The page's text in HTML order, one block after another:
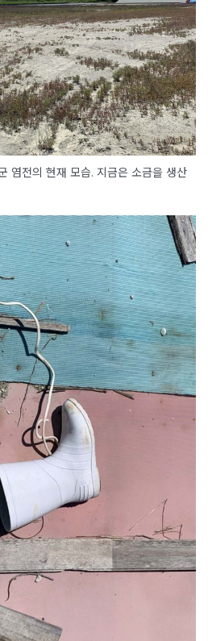
염전의 현재 모습. 지금은 소금을 생산